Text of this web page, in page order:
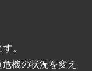
。
機の状況を変え